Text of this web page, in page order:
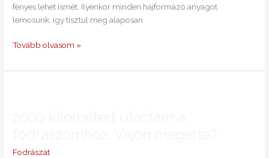
fényes lehet ismét. Ilyenkor minden hajformázó anyagot
lemosunk, így tisztul meg alaposan
Tovább olvasom »
Fodrászat
Vajon